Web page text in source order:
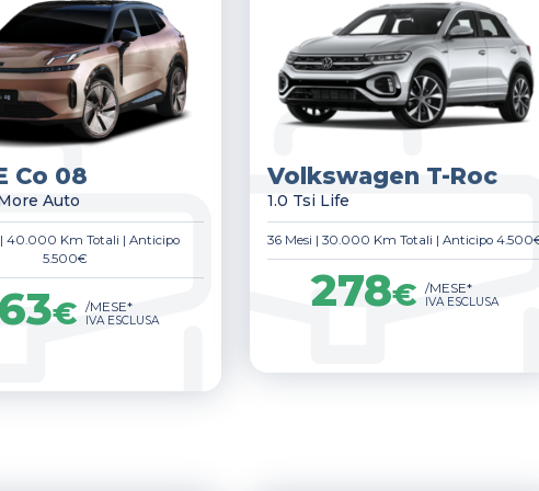
Co 08
Auto
|40.000 Km Totali |Anticipo
5.500€
€ /MESE*
IVA ESCLUSA
Volkswagen T-Roc
1.0 Tsi Life
36 Mesi | 30.000 Km Totali | Anticipo
278€ /MESE*
IVA ESCLUSA